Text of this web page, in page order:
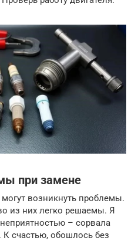
при замене
возникнуть проблемы.
из них легко решаемы. Я
– сорвала
К счастью, обошлось без